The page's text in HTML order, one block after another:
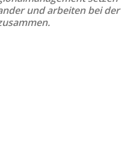
und arbeiten bei der